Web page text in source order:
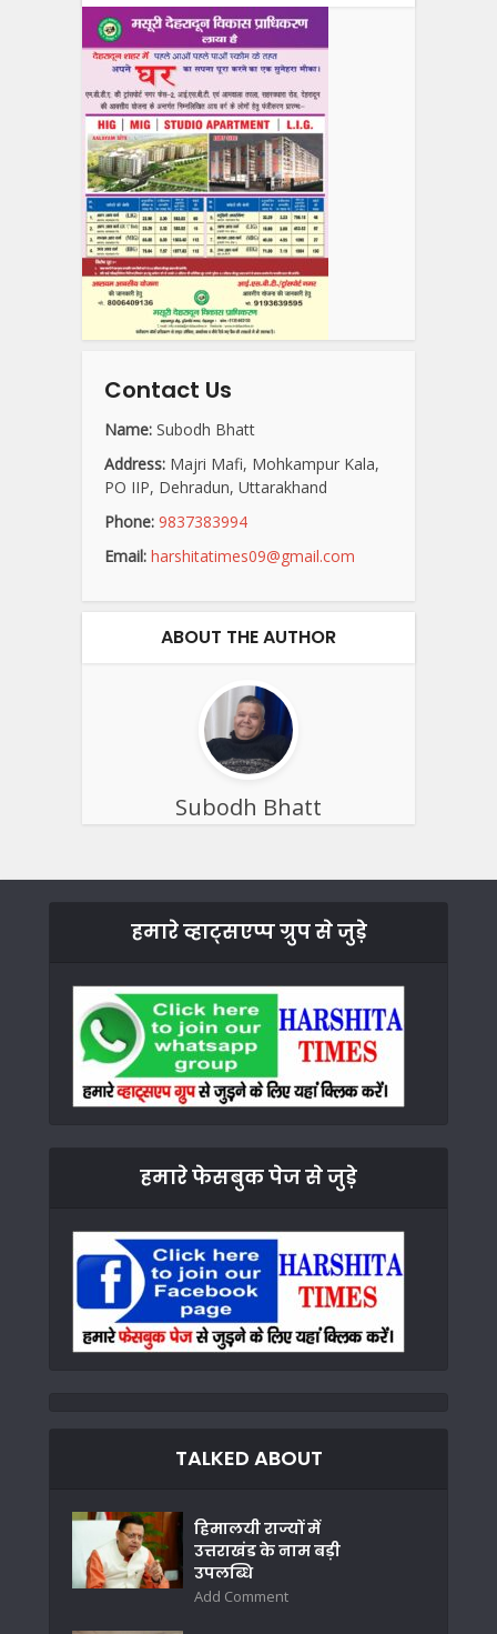
Contact Us
Name: Subodh Bhatt
Address: Majri Mafi, Mohkampur Kala,
PO IIP, Dehradun, Uttarakhand
Phone: 9837383994
Email: harshitatimes09@gmail.com
ABOUT THE AUTHOR
Subodh Bhatt
हमारे व्हाट्सएप्प ग्रुप से जुड़े
हमारे फेसबुक पेज से जुड़े
TALKED ABOUT
हिमालयी राज्यों में
उत्तराखंड के नाम बड़ी
उपलब्धि
Add Comment